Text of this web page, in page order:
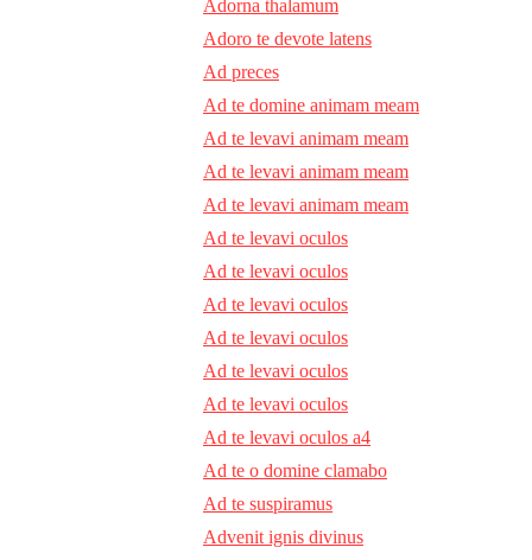
Adorna thalamum
Adoro te devote latens
Ad preces
Ad te domine animam meam
Ad te levavi animam meam
Ad te levavi animam meam
Ad te levavi animam meam
Ad te levavi oculos
Ad te levavi oculos
Ad te levavi oculos
Ad te levavi oculos
Ad te levavi oculos
Ad te levavi oculos
Ad te levavi oculos a4
Ad te o domine clamabo
Ad te suspiramus
Advenit ignis divinus